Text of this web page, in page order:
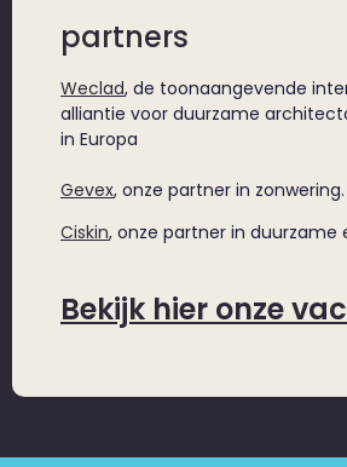
partners
Weclad, de toonaangevende
alliantie voor duurzame
in Europa
Gevex, onze partner in zonwering.
Ciskin, onze partner in duurzame
Bekijk hier onze